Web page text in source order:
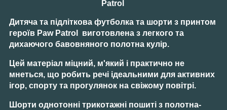
Patrol
Дитяча та підліткова футболка та шорти з принтом
героїв Paw Patrol
виготовлена ​​з легкого та
дихаючого бавовняного полотна кулір.
Цей матеріал міцний, м'який і практично не
мнеться, що робить речі ідеальними для активних
ігор, спорту та прогулянок на свіжому повітрі.
Шорти однотонні трикотажні пошиті з полотна-